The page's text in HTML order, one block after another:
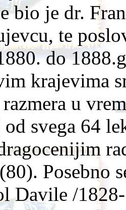
bio je dr.
te
do
krajevima
u
svega 64
Posebno
Davile /